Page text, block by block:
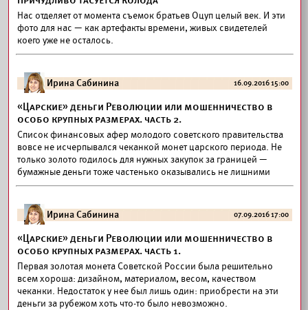
Нас отделяет от момента съемок братьев Оцуп целый век. И эти
фото для нас — как артефакты времени, живых свидетелей
коего уже не осталось.
Ирина Сабинина 16.09.2016 15:00
«Царские» деньги Революции или мошенничество в
особо крупных размерах. часть 2.
Список финансовых афер молодого советского правительства
вовсе не исчерпывался чеканкой монет царского периода. Не
только золото годилось для нужных закупок за границей —
бумажные деньги тоже частенько оказывались не лишними
Ирина Сабинина 07.09.2016 17:00
«Царские» деньги Революции или мошенничество в
особо крупных размерах. часть 1.
Первая золотая монета Советской России была решительно
всем хороша: дизайном, материалом, весом, качеством
чеканки. Недостаток у нее был лишь один: приобрести на эти
деньги за рубежом хоть что-то было невозможно.